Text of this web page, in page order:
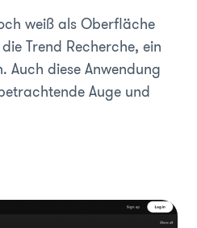
weiß als Oberfläche
Trend Recherche, ein
Auch diese Anwendung
Auge und